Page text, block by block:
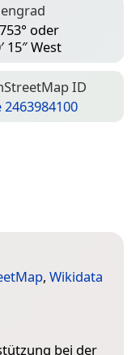
oder
15″ West
ID
2463984100
, Wikidata
bei der